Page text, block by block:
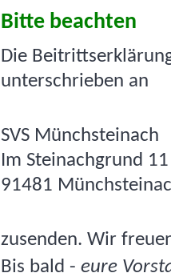
Bitte beachten
Die
unterschrieben an
SVS Münchsteinach
Im Steinachgrund 11
91481
zusenden. Wir
Bis bald - eure